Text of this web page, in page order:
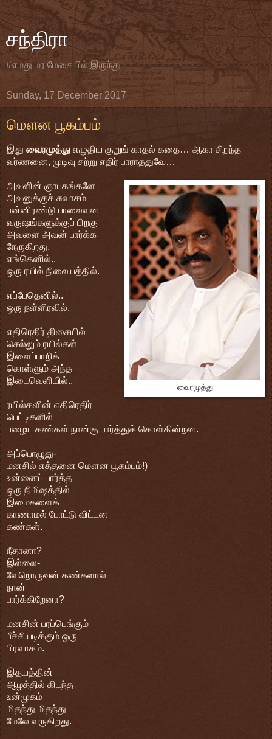
சந்திரா
#எமது மர மேசையில் இருந்து
Sunday, 17 December 2017
மௌன பூகம்பம்
இது வைரமுத்து எழுதிய குறுங் காதல் கதை… ஆகா சிறந்த
வர்ணனை, முடிவு சற்று எதிர் பாராததுவே…
வைரமுத்து
அவளின் ஞாபகங்களே
அவனுக்குச் சுவாசம்
பன்னிரண்டு பாலைவன
வருஷங்களுக்குப் பிறகு
அவளை அவன் பார்க்க
நேருகிறது.
எங்கெனில்..
ஒரு ரயில் நிலையத்தில்.
எப்பேதெனில்..
ஒரு நள்ளிரவில்.
எதிரெதிர் திசையில்
செல்லும் ரயில்கள்
இளைப்பாறிக்
கொள்ளும் அந்த
இடைவெளியில்..
ரயில்களின் எதிரெதிர்
பெட்டிகளில்
பழைய கண்கள் நான்கு பார்த்துக் கொள்கின்றன.
அப்பொழுது-
மனசில் எத்தனை மௌன பூகம்பம்!)
உன்னைப் பார்த்த
ஒரு நிமிஷத்தில்
இமைகளைக்
காணாமல் போட்டு விட்டன
கண்கள்.
நீதானா?
இல்லை-
வேறொருவன் கண்களால்
நான்
பார்க்கிறேனா?
மனசின் பரப்பெங்கும்
பீச்சியடிக்கும் ஒரு
பிரவாகம்.
இதயத்தின்
ஆழத்தில் கிடந்த
உன்முகம்
மிதந்து மிதந்து
மேலே வருகிறது.